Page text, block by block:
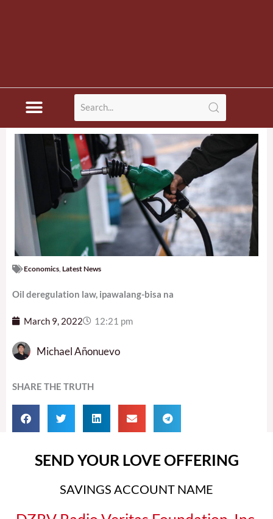
Economics Latest News
Oil deregulation law, ipawalang-bisa na
March 9, 2022 12:21 pm
Michael Añonuevo
SHARE THE TRUTH
SEND YOUR LOVE OFFERING
SAVINGS ACCOUNT NAME